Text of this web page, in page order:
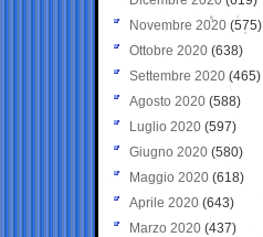
Novembre 2020 (575)
Ottobre 2020 (638)
Settembre 2020(465)
Agosto 2020 (588)
Luglio 2020 (597)
Giugno 2020 (580)
Maggio 2020 (618)
Aprile 2020 (643)
Marzo 2020 (437)